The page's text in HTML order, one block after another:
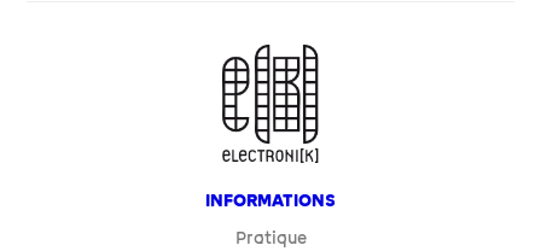
INFORMATIONS
Pratique